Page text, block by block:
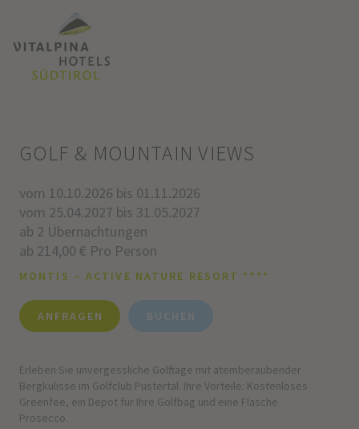
GOLF & MOUNTAIN VIEWS
vom 10.10.2026 bis 01.11.2026
vom 25.04.2027 bis 31.05.2027
ab 2 Übernachtungen
ab 214,00 € Pro Person
MONTIS – ACTIVE NATURE RESORT ****
ANFRAGEN BUCHEN
Erleben Sie unvergessliche Golftage mit atemberaubender
Bergkulisse im Golfclub Pustertal. Ihre Vorteile: Kostenloses
Greenfee, ein Depot für Ihre Golfbag und eine Flasche
Prosecco.